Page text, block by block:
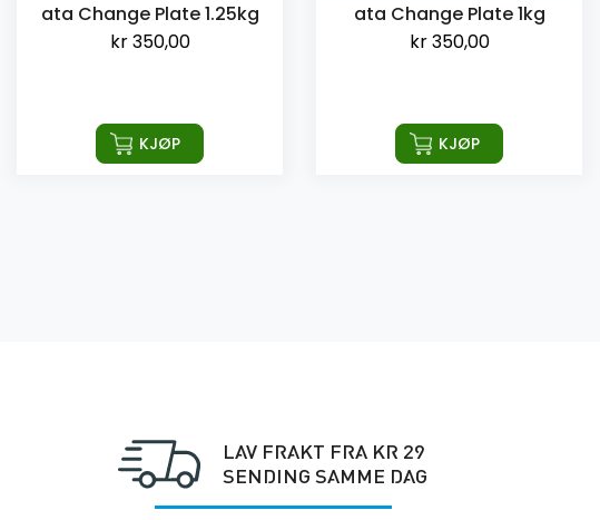
ata Change Plate 1.25kg
kr350,00
KJØP
ata Change Plate 1kg
kr350,00
KJØP
LAV FRAKT FRA KR 29
SENDING SAMME DAG